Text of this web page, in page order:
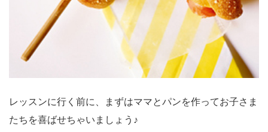
レッスンに行く前に、まずはママとパンを作ってお子さま
たちを喜ばせちゃいましょう♪